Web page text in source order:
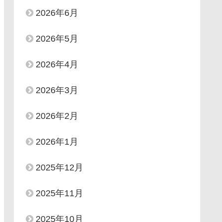
2026年6月
2026年5月
2026年4月
2026年3月
2026年2月
2026年1月
2025年12月
2025年11月
2025年10月